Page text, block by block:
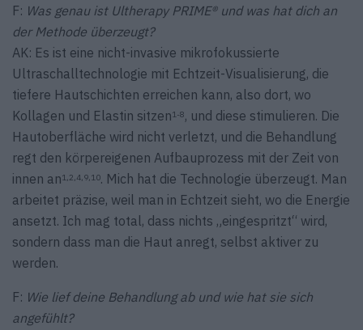
F: Was genau ist Ultherapy PRIME® und was hat dich an
der Methode überzeugt?
AK: Es ist eine nicht-invasive mikrofokussierte
Ultraschalltechnologie mit Echtzeit-Visualisierung, die
tiefere Hautschichten erreichen kann, also dort, wo
Kollagen und Elastin sitzen1-8, und diese stimulieren. Die
Hautoberfläche wird nicht verletzt, und die Behandlung
regt den körpereigenen Aufbauprozess mit der Zeit von
innen an1,2,4,9,10. Mich hat die Technologie überzeugt. Man
arbeitet präzise, weil man in Echtzeit sieht, wo die Energie
ansetzt. Ich mag total, dass nichts „eingespritzt“ wird,
sondern dass man die Haut anregt, selbst aktiver zu
werden.
F: Wie lief deine Behandlung ab und wie hat sie sich
angefühlt?